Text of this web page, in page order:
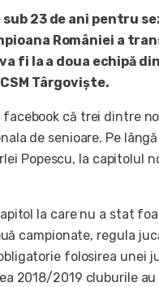
23 de ani pentru
României a
fi la a doua echipă
Târgoviște.
că trei dintre
de senioare. Pe
Popescu, la capitolul
la care nu a stat
campionate, regula
folosirea unei
2018/2019 cluburile